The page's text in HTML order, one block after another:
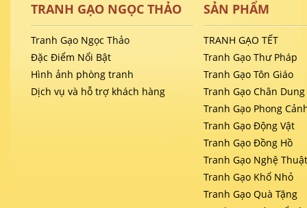
TRANH GẠO NGỌC THẢO
Tranh Gạo Ngọc Thảo
Đặc Điểm Nổi Bật
Hình ảnh phòng tranh
Dịch vụ và hỗ trợ khách hàng
SẢN PHẨM
TRANH GẠO TẾT
Tranh Gạo Thư Pháp
Tranh Gạo Tôn Giáo
Tranh Gạo Chân Dung
Tranh Gạo Phong
Tranh Gạo Động Vật
Tranh Gạo Đồng Hồ
Tranh Gạo Nghệ
Tranh Gạo Khổ Nhỏ
Tranh Gạo Quà Tặng